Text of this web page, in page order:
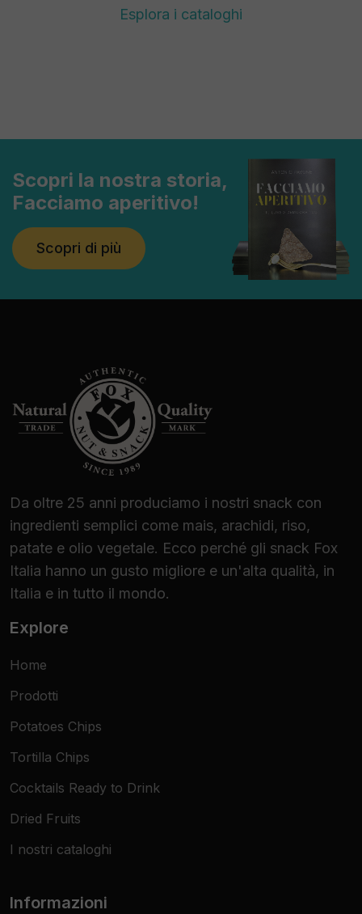
Esplora i cataloghi
Scopri la nostra storia,
Facciamo aperitivo!
Scopri di più
Da oltre 25 anni produciamo i nostri snack con
ingredienti semplici come mais, arachidi, riso,
patate e olio vegetale. Ecco perché gli snack Fox
Italia hanno un gusto migliore e un'alta qualità, in
Italia e in tutto il mondo.
Explore
Home
Prodotti
Potatoes Chips
Tortilla Chips
Cocktails Ready to Drink
Dried Fruits
I nostri cataloghi
Informazioni